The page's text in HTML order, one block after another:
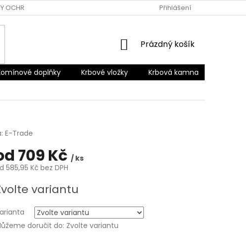
OCHRANY OSOBNÍCH ÚDAJŮ Přihlášení
NÁKUPNÍ
Prázdný košík
doplňky Krbové vložky Krbová kamna
E-Trade
709 Kč / ks
585,95 Kčbez DPH
variantu
doručit do: Zvolte variantu